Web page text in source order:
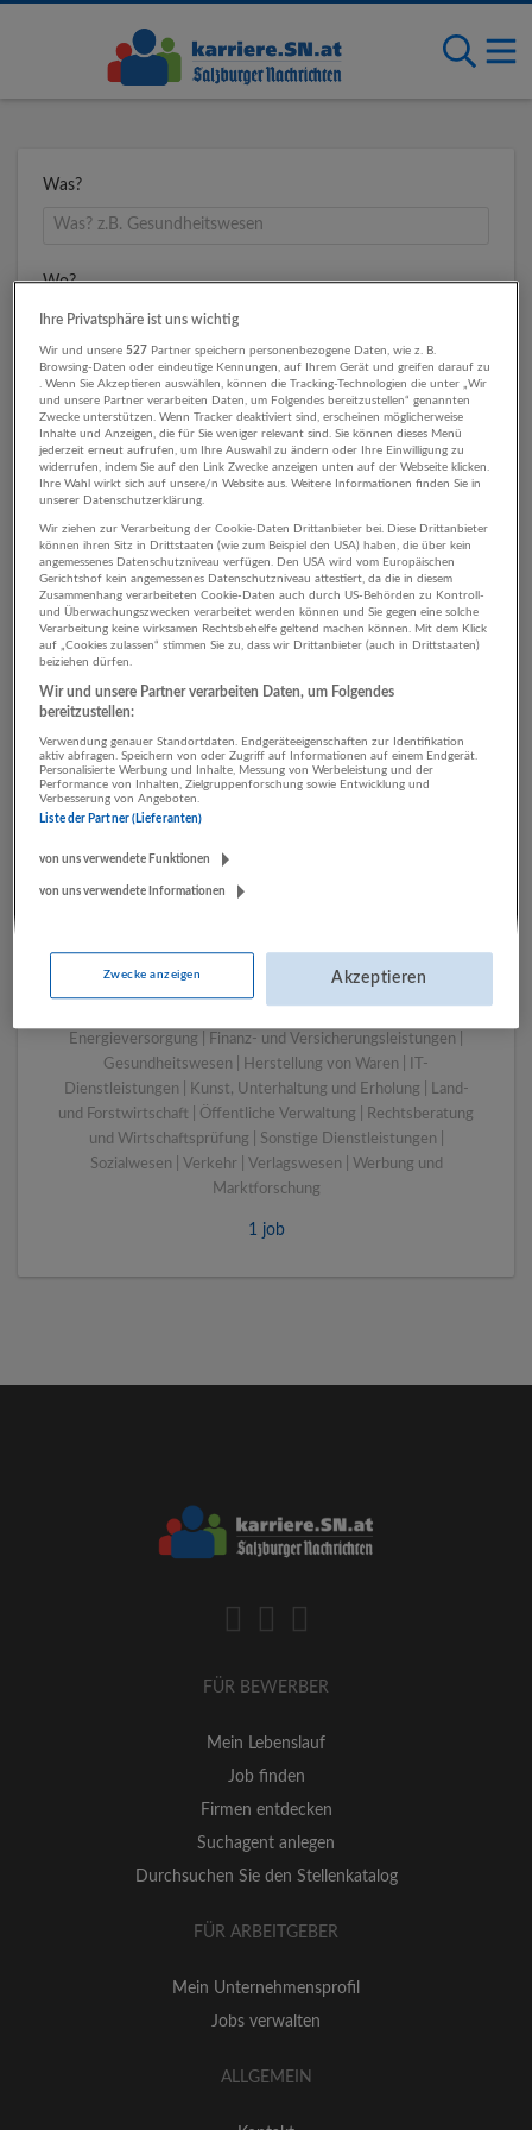
Was?
Wo?
Umkreis
1 Tourismus, Hotel,
Gastronomie Kunst,
Unterhaltung und Erholung
LUGSTEIN CONSULTING
Energieversorgung | Finanz- und Versicherungsleistungen |
Gesundheitswesen | Herstellung von Waren | IT-
Dienstleistungen | Kunst, Unterhaltung und Erholung | Land-
und Forstwirtschaft | Öffentliche Verwaltung | Rechtsberatung
und Wirtschaftsprüfung | Sonstige Dienstleistungen |
Sozialwesen | Verkehr | Verlagswesen | Werbung und
Marktforschung
1 job
FÜR BEWERBER
Mein Lebenslauf
Job finden
Firmen entdecken
Suchagent anlegen
Durchsuchen Sie den Stellenkatalog
FÜR ARBEITGEBER
Mein Unternehmensprofil
Jobs verwalten
ALLGEMEIN
Ihre Privatsphäre ist uns wichtig
Wir und unsere 527 Partner speichern personenbezogene Daten, wie z. B.
Browsing-Daten oder eindeutige Kennungen, auf Ihrem Gerät und greifen darauf zu
. Wenn Sie Akzeptieren auswählen, können die Tracking-Technologien die unter „Wir
und unsere Partner verarbeiten Daten, um Folgendes bereitzustellen“ genannten
Zwecke unterstützen. Wenn Tracker deaktiviert sind, erscheinen möglicherweise
Inhalte und Anzeigen, die für Sie weniger relevant sind. Sie können dieses Menü
jederzeit erneut aufrufen, um Ihre Auswahl zu ändern oder Ihre Einwilligung zu
widerrufen, indem Sie auf den Link Zwecke anzeigen unten auf der Webseite klicken.
Ihre Wahl wirkt sich auf unsere/n Website aus. Weitere Informationen finden Sie in
unserer Datenschutzerklärung.
Wir ziehen zur Verarbeitung der Cookie-Daten Drittanbieter bei. Diese Drittanbieter
können ihren Sitz in Drittstaaten (wie zum Beispiel den USA) haben, die über kein
angemessenes Datenschutzniveau verfügen. Den USA wird vom Europäischen
Gerichtshof kein angemessenes Datenschutzniveau attestiert, da die in diesem
Zusammenhang verarbeiteten Cookie-Daten auch durch US-Behörden zu Kontroll-
und Überwachungszwecken verarbeitet werden können und Sie gegen eine solche
Verarbeitung keine wirksamen Rechtsbehelfe geltend machen können. Mit dem Klick
auf „Cookies zulassen“ stimmen Sie zu, dass wir Drittanbieter (auch in Drittstaaten)
beiziehen dürfen.
Wir und unsere Partner verarbeiten Daten, um Folgendes
bereitzustellen:
Verwendung genauer Standortdaten. Endgeräteeigenschaften zur Identifikation
aktiv abfragen. Speichern von oder Zugriff auf Informationen auf einem Endgerät.
Personalisierte Werbung und Inhalte, Messung von Werbeleistung und der
Performance von Inhalten, Zielgruppenforschung sowie Entwicklung und
Verbesserung von Angeboten.
Liste der Partner (Lieferanten)
von uns verwendete Funktionen
von uns verwendete Informationen
Zwecke anzeigen Akzeptieren